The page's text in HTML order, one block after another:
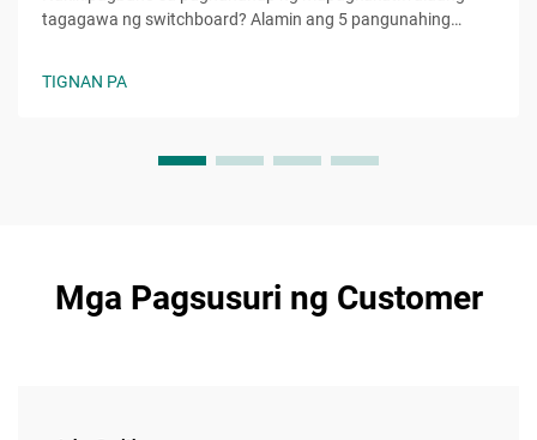
tagagawa ng switchboard? Alamin ang 5 pangunahing
TIGNAN PA
Mga Pagsusuri ng Customer